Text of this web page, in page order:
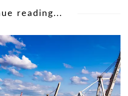
reading...